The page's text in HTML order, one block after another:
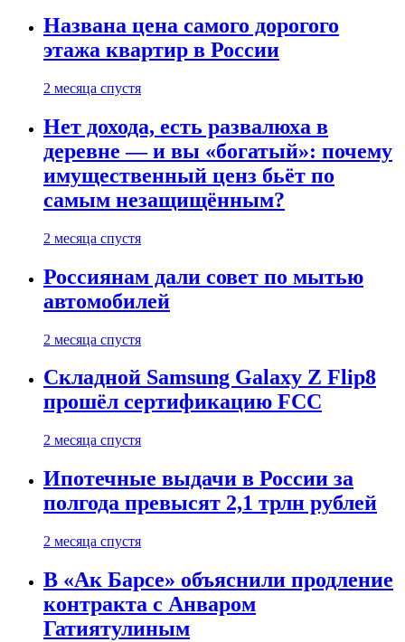
Названа цена самого дорогого
этажа квартир в России
2 месяца спустя
Нет дохода, есть развалюха в
деревне — и вы «богатый»: почему
имущественный ценз бьёт по
самым незащищённым?
2 месяца спустя
Россиянам дали совет по мытью
автомобилей
2 месяца спустя
Складной Samsung Galaxy Z Flip8
прошёл сертификацию FCC
2 месяца спустя
Ипотечные выдачи в России за
полгода превысят 2,1 трлн рублей
2 месяца спустя
В «Ак Барсе» объяснили продление
контракта с Анваром
Гатиятулиным